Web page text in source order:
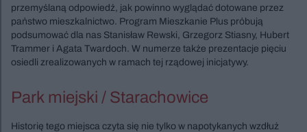
przemyślaną odpowiedź, jak powinno wyglądać dotowane przez
państwo mieszkalnictwo. Program Mieszkanie Plus próbują
podsumować dla nas Stanisław Rewski, Grzegorz Stiasny, Hubert
Trammer i Agata Twardoch. W numerze także prezentacje pięciu
osiedli zrealizowanych w ramach tej rządowej inicjatywy.
Park miejski / Starachowice
Historię tego miejsca czyta się nie tylko w napotykanych wzdłuż